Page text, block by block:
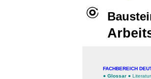
FACHBEREICH
● Glossar ● Literatur